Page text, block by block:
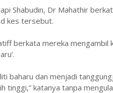
Shabudin, Dr Mahathir
kes tersebut.
berkata mereka mengambil
baharu dan menjadi
tinggi,” katanya tanpa